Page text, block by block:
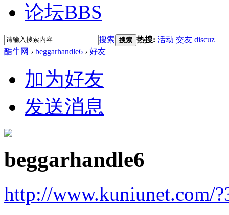
论坛BBS
搜索 搜索 热搜: 活动 交友 discuz
酷牛网 › beggarhandle6 › 好友
加为好友
发送消息
beggarhandle6
http://www.kuniunet.com/